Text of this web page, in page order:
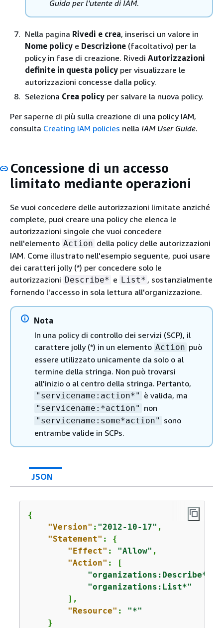
Guida per l'utente di IAM.
Nella pagina Rivedi e crea, inserisci un valore in
Nome policy e Descrizione (facoltativo) per la
policy in fase di creazione. Rivedi Autorizzazioni
definite in questa policy per visualizzare le
autorizzazioni concesse dalla policy.
Seleziona Crea policy per salvare la nuova policy.
Per saperne di più sulla creazione di una policy IAM,
consulta Creating IAM policies nella IAM User Guide.
Concessione di un accesso
limitato mediante operazioni
Se vuoi concedere delle autorizzazioni limitate anziché
complete, puoi creare una policy che elenca le
autorizzazioni singole che vuoi concedere
nell'elemento Action della policy delle autorizzazioni
IAM. Come illustrato nell'esempio seguente, puoi usare
dei caratteri jolly (*) per concedere solo le
autorizzazioni Describe* e List* , sostanzialmente
fornendo l'accesso in sola lettura all'organizzazione.
Nota
In una policy di controllo dei servizi (SCP), il
carattere jolly (*) in un elemento Action può
essere utilizzato unicamente da solo o al
termine della stringa. Non può trovarsi
all'inizio o al centro della stringa. Pertanto,
"servicename:action*" è valida, ma
"servicename:*action" non
"servicename:some*action" sono
entrambe valide in SCPs.
JSON
{
"Version" : "2012-10-17" ,
"Statement" : {
"Effect" : "Allow" ,
"Action" : [
"organizations:Describe*"
"organizations:List*"
        ],
"Resource" : "*"
    }